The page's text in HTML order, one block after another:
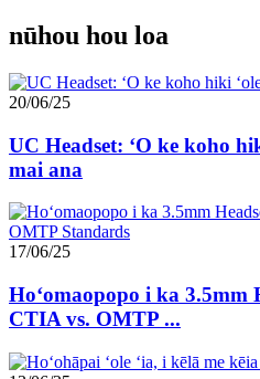
nūhou hou loa
20/06/25
UC Headset: ʻO ke koho
mai ana
17/06/25
Hoʻomaopopo i ka 3.5mm
CTIA vs. OMTP ...